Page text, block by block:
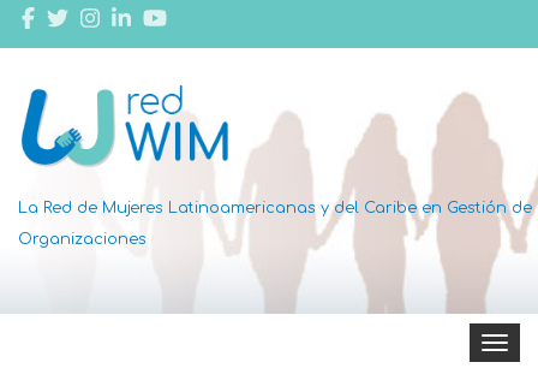
La Red de Mujeres Latinoamericanas y del Caribe en Gestión de
Organizaciones
Toggle